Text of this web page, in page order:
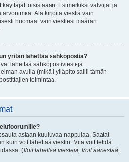
käyttäjät toisistaaan. Esimerkiksi valvojat ja
Älä kirjoita viestiä vain
huomaat vain viestiesi määrän
yritän lähettää sähköpostia?
lähettää sähköpostiviestejä
avulla (mikäli ylläpito sallii tämän
toimintaa.
asiaan kuuluvaa nappulaa. Saatat
kuin voit lähettää viestin. Mitä voit tehdä
(Voit lähettää viestejä, Voit äänestää,